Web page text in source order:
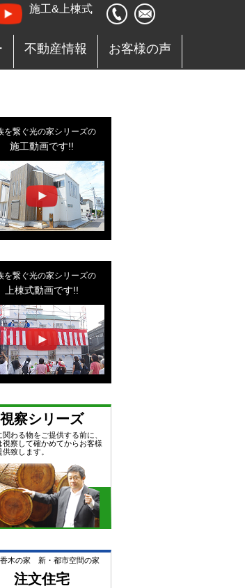
施工&上棟式
不動産情報 お客様の声
を繋ぐ光の家シリーズの
施工動画です!!
を繋ぐ光の家シリーズの
上棟式動画です!!
視察シリーズ
関わる物をご提供する前に、
視察して確かめてからお客様
供致します。
木の家 新・都市空間の家
注文住宅